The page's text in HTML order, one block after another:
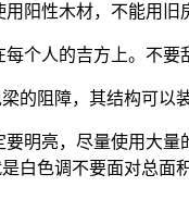
用阳性木材，不能用旧
每个人的吉方上。不要
的阻障，其结构可以
明亮，尽量使用大
白色调不要面对总面